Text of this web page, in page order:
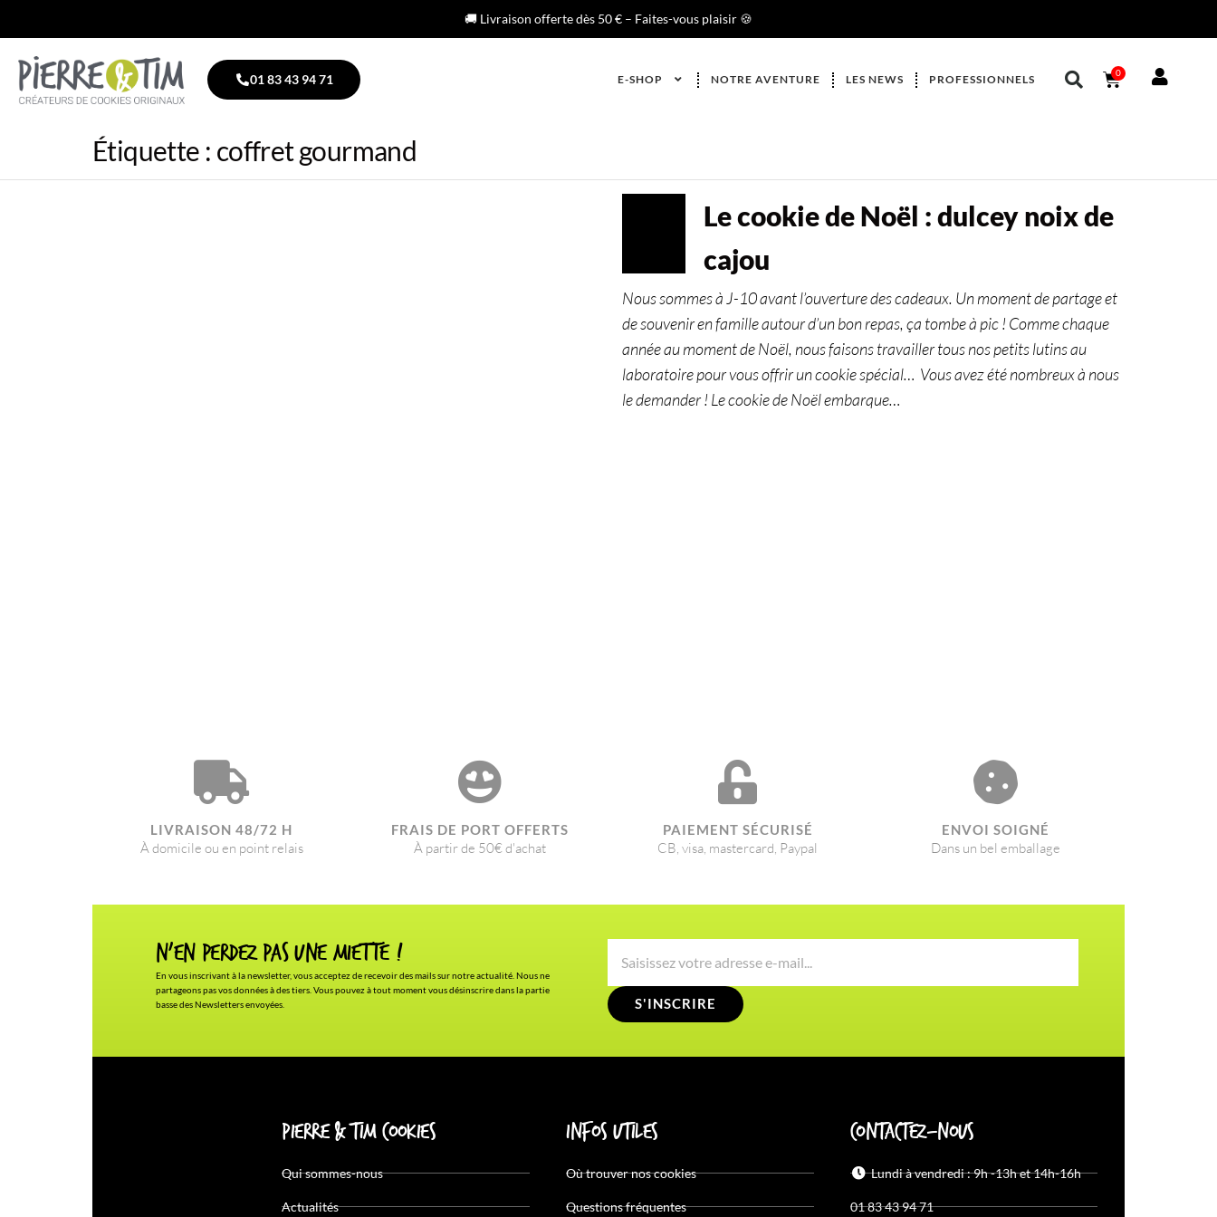
🚚 Livraison offerte dès 50 € – Faites-vous plaisir 🍪
01 83 43 94 71 E-SHOP NOTRE AVENTURE LES NEWS PROFESSIONNELS 0
Étiquette : coffret gourmand
Le cookie de Noël : dulcey noix de
cajou
Nous sommes à J-10 avant l’ouverture des cadeaux. Un moment de partage et
de souvenir en famille autour d’un bon repas, ça tombe à pic ! Comme chaque
année au moment de Noël, nous faisons travailler tous nos petits lutins au
laboratoire pour vous offrir un cookie spécial… Vous avez été nombreux à nous
le demander ! Le cookie de Noël embarque…
LIVRAISON 48/72 H
À domicile ou en point relais
FRAIS DE PORT OFFERTS
À partir de 50€ d'achat
PAIEMENT SÉCURISÉ
CB, visa, mastercard, Paypal
ENVOI SOIGNÉ​
Dans un bel emballage
N'en Perdez pas une miette !
En vous inscrivant à la newsletter, vous acceptez de recevoir des mails sur notre actualité. Nous ne
partageons pas vos données à des tiers. Vous pouvez à tout moment vous désinscrire dans la partie
basse des Newsletters envoyées.
S'INSCRIRE
Pierre & Tim Cookies
Qui sommes-nous
Actualités
Infos utiles
Où trouver nos cookies
Questions fréquentes
Contactez-nous
Lundi à vendredi : 9h -13h et 14h-16h
01 83 43 94 71